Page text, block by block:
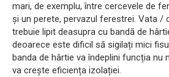
mari, de exemplu, între cercevele de
și un perete, pervazul ferestrei. Vata /
trebuie lipit deasupra cu bandă de
deoarece este dificil să sigilați mici
banda de hârtie va îndeplini funcția nu
va crește eficiența izolației.